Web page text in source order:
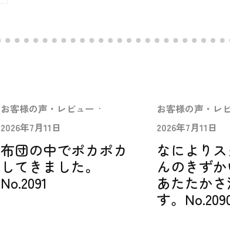
お客様の声・レビュー ·
2026年7月11日
布団の中でポカポカ
してきました。
No.2091
お客様の声・レ
2026年7月11日
なにより
んのきず
あたたか
す。